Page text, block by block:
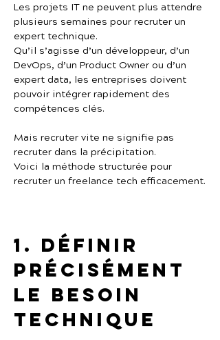
Les projets IT ne peuvent plus attendre
plusieurs semaines pour recruter un
expert technique.
Qu’il s’agisse d’un développeur, d’un
DevOps, d’un Product Owner ou d’un
expert data, les entreprises doivent
pouvoir intégrer rapidement des
compétences clés.
Mais recruter vite ne signifie pas
recruter dans la précipitation.
Voici la méthode structurée pour
recruter un freelance tech efficacement.
1. Définir
précisément
le besoin
technique